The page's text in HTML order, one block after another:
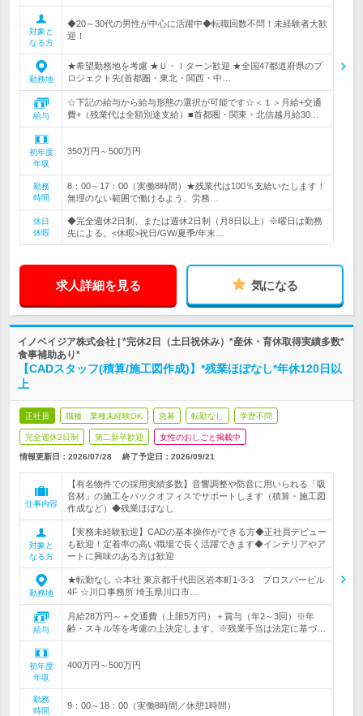
対象と
なる方
◆20～30代の男性が中心に活躍中◆転職回数不問！未経験者大歓
迎！
勤務地
★希望勤務地を考慮 ★Ｕ・Ｉターン歓迎 ★全国47都道府県のプ
ロジェクト先(首都圏・東北・関西・中…
給与
☆下記の給与から給与形態の選択が可能です☆＜１＞月給+交通
費+（残業代は全額別途支給）■首都圏・関東・北信越月給30…
初年度
年収
350万円～500万円
勤務
時間
8：00～17：00（実働8時間）★残業代は100％支給いたします！
無理のない範囲で働けるよう、労務…
休日
休暇
◆完全週休2日制、または週休2日制（月8日以上）※曜日は勤務
先による。<休暇>祝日/GW/夏季/年末…
求人詳細を見る 気になる
イノベイジア株式会社 | *完休2日（土日祝休み）*産休・育休取得実績多数*
食事補助あり*
【CADスタッフ(積算/施工図作成)】*残業ほぼなし*年休120日以
上
正社員 職種・業種未経験OK 急募 転勤なし 学歴不問
完全週休2日制 第二新卒歓迎 女性のおしごと掲載中
情報更新日：2026/07/28 終了予定日： 2026/09/21
仕事内容
【有名物件での採用実績多数】音響調整や防音に用いられる「吸
音材」の施工をバックオフィスでサポートします（積算・施工図
作成など）◆残業ほぼなし
対象と
なる方
【実務未経験歓迎】CADの基本操作ができる方◆正社員デビュー
も歓迎！定着率の高い職場で長く活躍できます◆インテリアやア
ートに興味のある方は歓迎
勤務地
★転勤なし ☆本社 東京都千代田区岩本町1-3-3 プロスパービル
4F ☆川口事務所 埼玉県川口市…
給与
月給28万円～＋交通費（上限5万円）＋賞与（年2～3回）※年
齢・スキル等を考慮の上決定します。※残業手当は法定に基づ…
初年度
年収
400万円～500万円
勤務
時間
9：00～18：00（実働8時間／休憩1時間）